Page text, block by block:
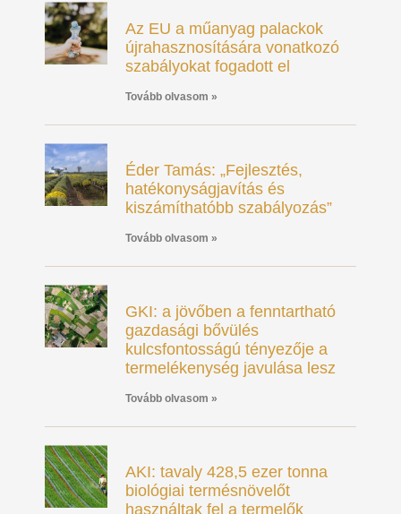
Az EU a műanyag palackok
újrahasznosítására vonatkozó
szabályokat fogadott el
Tovább olvasom »
Éder Tamás: „Fejlesztés,
hatékonyságjavítás és
kiszámíthatóbb szabályozás”
Tovább olvasom »
GKI: a jövőben a fenntartható
gazdasági bővülés
kulcsfontosságú tényezője a
termelékenység javulása lesz
Tovább olvasom »
AKI: tavaly 428,5 ezer tonna
biológiai termésnövelőt
használtak fel a termelők